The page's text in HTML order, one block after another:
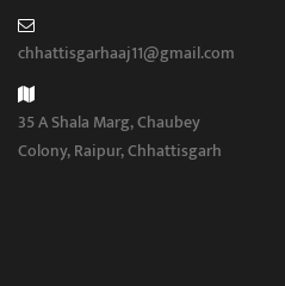
chhattisgarhaaj11@gmail.com
35 A Shala Marg, Chaubey
Colony, Raipur, Chhattisgarh